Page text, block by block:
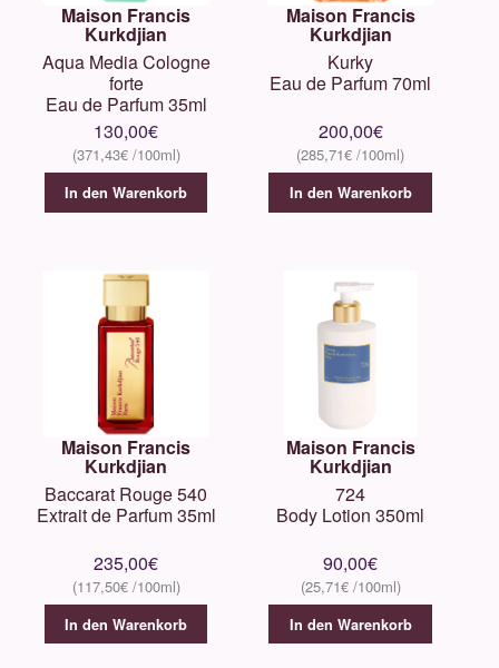
Maison Francis
Kurkdjian
Aqua Media Cologne
forte
Eau de Parfum 35ml
130,00€
371,43€
In den Warenkorb
Maison Francis
Kurkdjian
Kurky
Eau de Parfum 70ml
200,00€
285,71€
In den Warenkorb
Maison Francis
Kurkdjian
Baccarat Rouge 540
Extrait de Parfum 35ml
235,00€
117,50€
In den Warenkorb
Maison Francis
Kurkdjian
724
Body Lotion 350ml
90,00€
25,71€
In den Warenkorb